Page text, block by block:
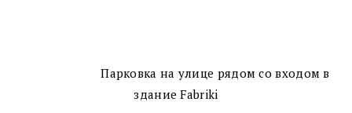
Парковка на улице рядом со входом в
здание Fabriki